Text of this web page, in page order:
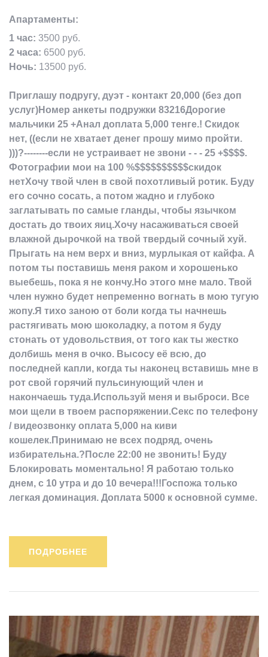
Апартаменты:
1 час: 3500 руб.
2 часа: 6500 руб.
Ночь: 13500 руб.
Приглашу подругу, дуэт - контакт 20,000 (без доп
услуг)Номер анкеты подружки 83216Дорогие
мальчики 25 +Анал доплата 5,000 тенге.! Скидок
нет, ((если не хватает денег прошу мимо пройти.
)))?--------если не устраивает не звони - - - 25 +$$$$.
Фотографии мои на 100 %$$$$$$$$$$скидок
нетХочу твой член в свой похотливый ротик. Буду
его сочно сосать, а потом жадно и глубоко
заглатывать по самые гланды, чтобы язычком
достать до твоих яиц.Хочу насаживаться своей
влажной дырочкой на твой твердый сочный хуй.
Прыгать на нем верх и вниз, мурлыкая от кайфа. А
потом ты поставишь меня раком и хорошенько
выебешь, пока я не кончу.Но этого мне мало. Твой
член нужно будет непременно вогнать в мою тугую
жопу.Я тихо заною от боли когда ты начнешь
растягивать мою шоколадку, а потом я буду
стонать от удовольствия, от того как ты жестко
долбишь меня в очко. Высосу её всю, до
последней капли, когда ты наконец вставишь мне в
рот свой горячий пульсинующий член и
накончаешь туда.Используй меня и выброси. Все
мои щели в твоем распоряжении.Секс по телефону
/ видеозвонку оплата 5,000 на киви
кошелек.Принимаю не всех подряд, очень
избирательна.?После 22:00 не звонить! Буду
Блокировать моментально! Я работаю только
днем, с 10 утра и до 10 вечера!!!Госпожа только
легкая доминация. Доплата 5000 к основной сумме.
ПОДРОБНЕЕ